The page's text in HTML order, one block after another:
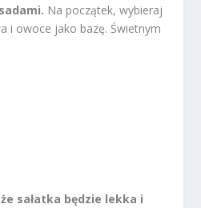
Na początek, wybieraj
i owoce jako bazę. Świetnym
sałatka będzie lekka i